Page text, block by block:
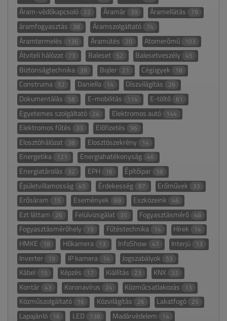
Áram-védőkapcsoló 22 Áramár 39 Áramellátás 79
áramfogyasztás 38 Áramszolgáltató 74
Áramtermelés 136 Áramütés 20 Atomerőmű 103
Átviteli hálózat 73 Baleset 52 Balesetveszély 45
Biztonságtechnika 39 Bojler 21 Cégügyek 18
Construma 52 Daniella 14 Díszvilágítás 26
Dokumentálás 58 E-mobilitás 114 E-töltő 61
Egyetemes szolgáltató 24 Elektromos autó 144
Elektromos fűtés 33 Előfizetés 96
Elosztóhálózat 38 Elosztószekrény 14
Energetika 121 Energiahatékonyság 46
Energiatárolás 32 EPH 16 Építőipar 58
Épületvillamosság 45 Érdekesség 97 Erőművek 33
Erősáram 15 Események 69 Eszközeink 46
Ezt láttam 26 Felülvizsgálat 35 Fogyasztásmérő 48
Fogyasztásmérőhely 19 Fűtéstechnika 14 Hírek 14
HMKE 18 Hőkamera 13 InfoShow 47 Interjú 13
Inverter 19 IP kamera 14 Jogszabályok 53
Kábel 15 Képzés 17 Kiállítás 23 KNX 32
Kontár 43 Koronavírus 24 Közműcsatlakozás 13
Közműszolgáltató 16 Közvilágítás 26 Lakatfogó 25
Lapajánló 16 LED 138 Madárvédelem 14